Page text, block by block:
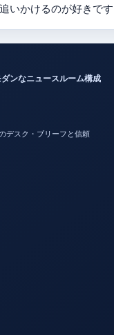
いかけるのが好きで
ンなニュースルーム構成
デスク・ブリーフと信頼